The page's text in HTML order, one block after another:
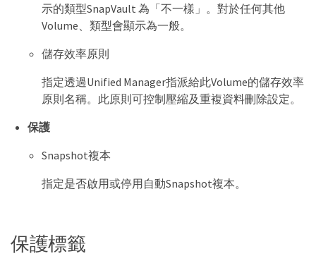
示的類型SnapVault 為「不一樣」。對於任何其他
Volume、類型會顯示為一般。
儲存效率原則
指定透過Unified Manager指派給此Volume的儲存效率
原則名稱。此原則可控制壓縮及重複資料刪除設定。
保護
Snapshot複本
指定是否啟用或停用自動Snapshot複本。
保護標籤